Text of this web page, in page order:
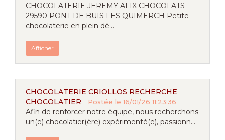
CHOCOLATERIE JEREMY ALIX CHOCOLATS
29590 PONT DE BUIS LES QUIMERCH Petite
chocolaterie en plein dé...
Afficher
CHOCOLATERIE CRIOLLOS RECHERCHE
CHOCOLATIER - Postée le 16/01/26 11:23:36
Afin de renforcer notre équipe, nous recherchons
un(e) chocolatier(ère) expérimenté(e), passionn...